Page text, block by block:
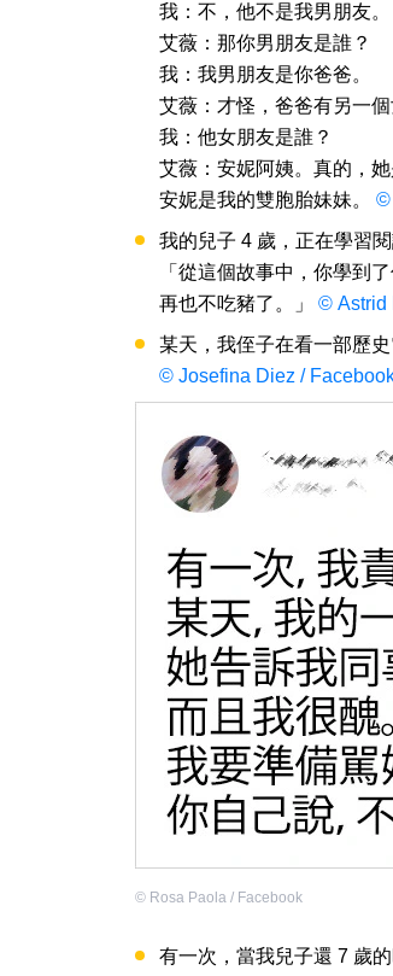
我：不，他不是我男朋友。
艾薇：那你男朋友是誰？
我：我男朋友是你爸爸。
艾薇：才怪，爸爸有另一
我：他女朋友是誰？
艾薇：安妮阿姨。真的，
安妮是我的雙胞胎妹妹。 ©
我的兒子 4 歲，正在學習
「從這個故事中，你學到
再也不吃豬了。」 © Astrid
某天，我侄子在看一部歷
© Josefina Diez /
© Rosa Paola / Facebook
有一次，當我兒子還 7 歲